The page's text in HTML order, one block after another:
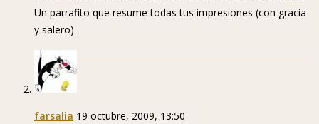
Un parrafito que resume todas tus impresiones (con gracia
y salero).
farsalia 19 octubre, 2009, 13:50